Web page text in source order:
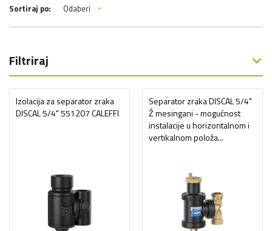
Sortiraj po: Odaberi
Filtriraj
Izolacija za separator zraka
DISCAL 5/4" 551207 CALEFFI
Separator zraka DISCAL 5/4"
Ž mesingani - mogućnost
instalacije u horizontalnom i
vertikalnom položa...